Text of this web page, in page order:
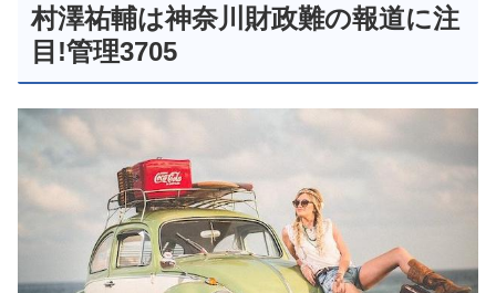
村澤祐輔は神奈川財政難の報道に注
目!管理3705